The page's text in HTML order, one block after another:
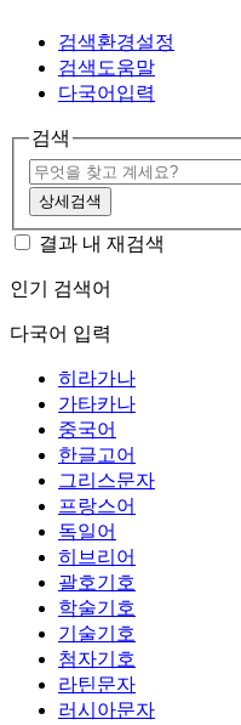
검색환경설정
검색도움말
다국어입력
검색
상세검색
결과 내 재검색
인기 검색어
다국어 입력
히라가나
가타카나
중국어
한글고어
그리스문자
프랑스어
독일어
히브리어
괄호기호
학술기호
기술기호
첨자기호
라틴문자
러시아문자